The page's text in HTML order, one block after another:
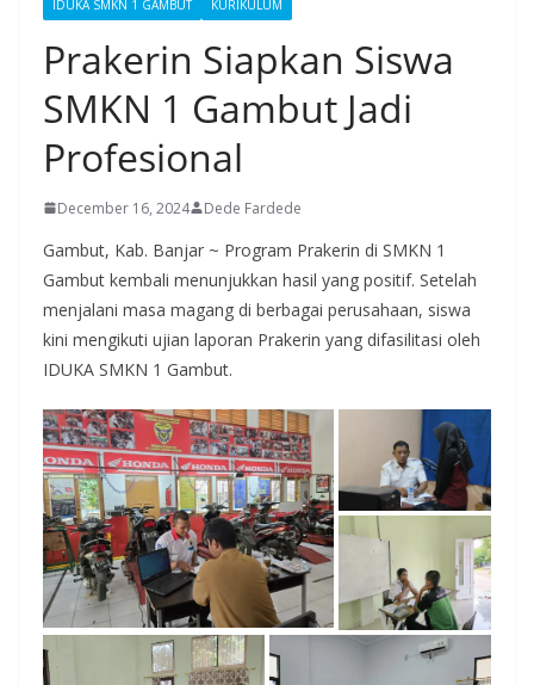
IDUKA SMKN 1 GAMBUT KURIKULUM
Prakerin Siapkan Siswa
SMKN 1 Gambut Jadi
Profesional
December 16, 2024 Dede Fardede
Gambut, Kab. Banjar ~ Program Prakerin di SMKN 1
Gambut kembali menunjukkan hasil yang positif. Setelah
menjalani masa magang di berbagai perusahaan, siswa
kini mengikuti ujian laporan Prakerin yang difasilitasi oleh
IDUKA SMKN 1 Gambut.